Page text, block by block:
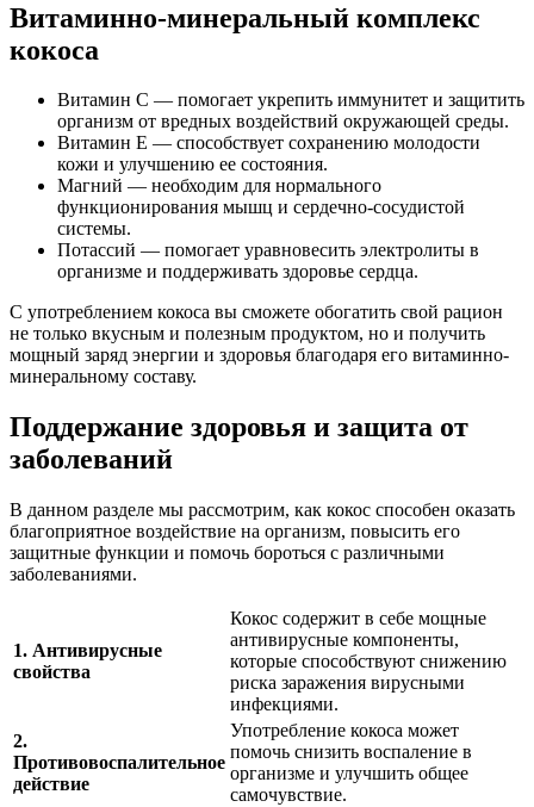
Витаминно-минеральный комплекс
кокоса
Витамин С — помогает укрепить иммунитет и защитить
организм от вредных воздействий окружающей среды.
Витамин Е — способствует сохранению молодости
кожи и улучшению ее состояния.
Магний — необходим для нормального
функционирования мышц и сердечно-сосудистой
системы.
Потассий — помогает уравновесить электролиты в
организме и поддерживать здоровье сердца.
С употреблением кокоса вы сможете обогатить свой рацион
не только вкусным и полезным продуктом, но и получить
мощный заряд энергии и здоровья благодаря его витаминно-
минеральному составу.
Поддержание здоровья и защита от
заболеваний
В данном разделе мы рассмотрим, как кокос способен оказать
благоприятное воздействие на организм, повысить его
защитные функции и помочь бороться с различными
заболеваниями.
1. Антивирусные
свойства
Кокос содержит в себе мощные
антивирусные компоненты,
которые способствуют снижению
риска заражения вирусными
инфекциями.
2.
Противовоспалительное
действие
Употребление кокоса может
помочь снизить воспаление в
организме и улучшить общее
самочувствие.